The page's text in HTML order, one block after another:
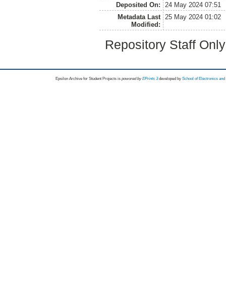
Deposited On:
24 May 2024 07:51
Metadata Last
Modified:
25 May 2024 01:02
Repository Staff
Epsilon Archive for Student Projects is powored byEPrints 3 developed by School of Electronics